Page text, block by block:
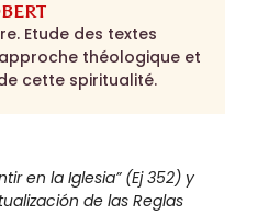
Etude des textes
approche théologique et
cette spiritualité.
en la Iglesia” (Ej 352) y
de las Reglas